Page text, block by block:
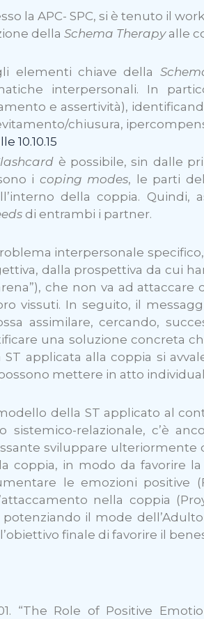
la APC- SPC, si è tenuto il
della Schema Therapyalle
elementi chiave della
interpersonali. In
e assertività),
chiusura,
è possibile, sin dalle
i coping modes, le parti
della coppia.
di entrambi i partner.
interpersonale
dalla prospettiva da cui
che non va ad
vissuti. In seguito, il
assimilare, cercando,
una soluzione concreta
ST applicata alla coppia si
mettere in atto
della ST applicato al
sistemico-relazionale, c’è
sviluppare
coppia, in modo da favorire
le emozioni positive
nella coppia
il mode
finale di favorire il
“The Role of Positive